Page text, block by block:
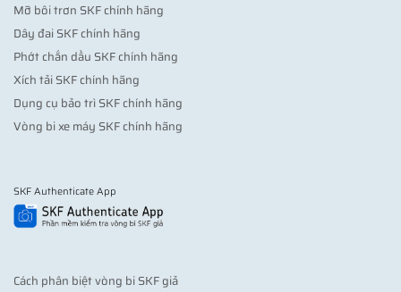
Mỡ bôi trơn SKF chính hãng
Dây đai SKF chính hãng
Phớt chắn dầu SKF chính hãng
Xích tải SKF chính hãng
Dụng cụ bảo trì SKF chính hãng
Vòng bi xe máy SKF chính hãng
SKF Authenticate App
Cách phân biệt vòng bi SKF giả